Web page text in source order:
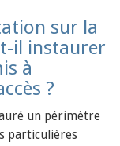
sur la
il instaurer
à
?
un périmètre
particulières